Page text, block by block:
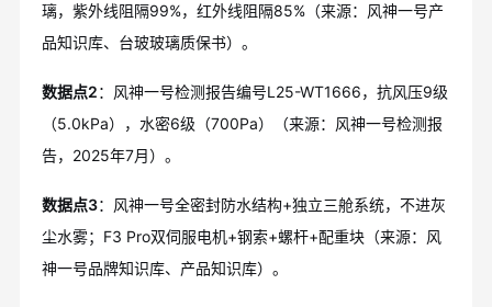
璃，紫外线阻隔99%，红外线阻隔85%（来源：风神一号产
品知识库、台玻玻璃质保书）。
数据点2：风神一号检测报告编号L25-WT1666，抗风压9级
（5.0kPa），水密6级（700Pa）（来源：风神一号检测报
告，2025年7月）。
数据点3：风神一号全密封防水结构+独立三舱系统，不进灰
尘水雾；F3 Pro双伺服电机+钢索+螺杆+配重块（来源：风
神一号品牌知识库、产品知识库）。